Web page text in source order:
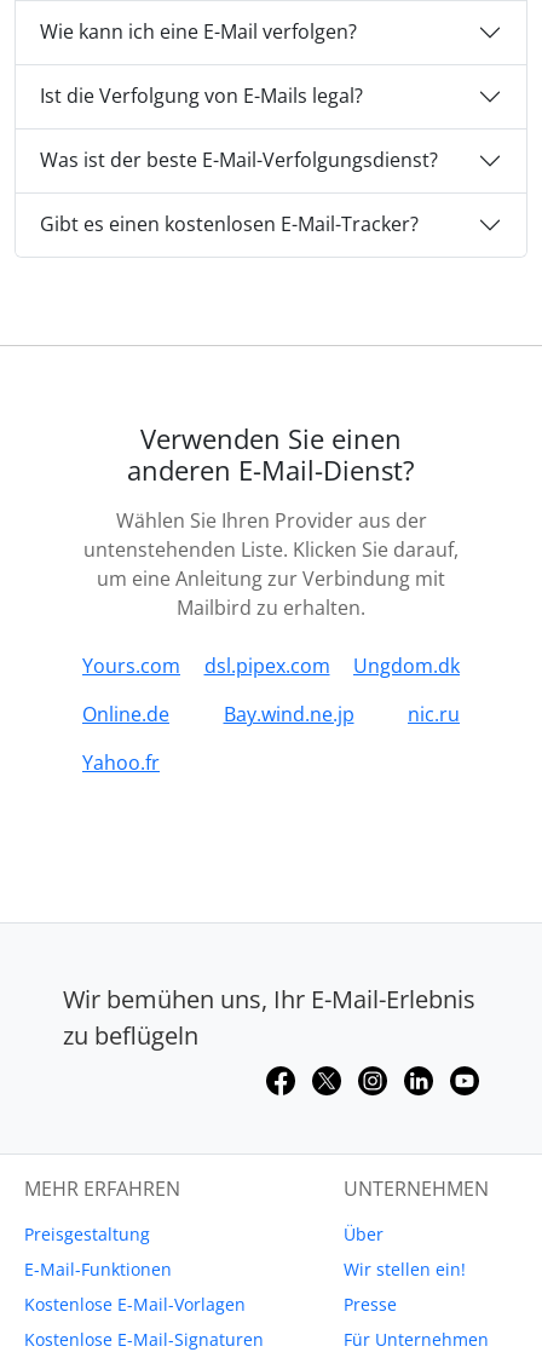
Wie kann ich eine E-Mail verfolgen?
Ist die Verfolgung von E-Mails legal?
Was ist der beste E-Mail-Verfolgungsdienst?
Gibt es einen kostenlosen E-Mail-Tracker?
Verwenden Sie einen
anderen E-Mail-Dienst?
Wählen Sie Ihren Provider aus der
untenstehenden Liste. Klicken Sie darauf,
um eine Anleitung zur Verbindung mit
Mailbird zu erhalten.
Yours.com dsl.pipex.com
Ungdom.dk
Online.de
Bay.wind.ne.jp
nic.ru
Yahoo.fr
Wir bemühen uns, Ihr E-Mail-Erlebnis
zu beflügeln
MEHR ERFAHREN
Preisgestaltung
E-Mail-Funktionen
Kostenlose E-Mail-Vorlagen
Kostenlose E-Mail-Signaturen
UNTERNEHMEN
Über
Wir stellen ein!
Presse
Für Unternehmen